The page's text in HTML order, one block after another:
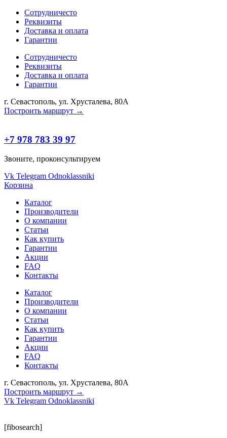
Сотрудничесто
Реквизиты
Доставка и оплата
Гарантии
Сотрудничесто
Реквизиты
Доставка и оплата
Гарантии
г. Севастополь, ул. Хрусталева, 80А
Построить маршрут →
+7 978 783 39 97
Звоните, проконсультируем
Vk Telegram Odnoklassniki
Корзина
Каталог
Производители
О компании
Статьи
Как купить
Гарантии
Акции
FAQ
Контакты
Каталог
Производители
О компании
Статьи
Как купить
Гарантии
Акции
FAQ
Контакты
г. Севастополь, ул. Хрусталева, 80А
Построить маршрут →
Vk Telegram Odnoklassniki
[fibosearch]